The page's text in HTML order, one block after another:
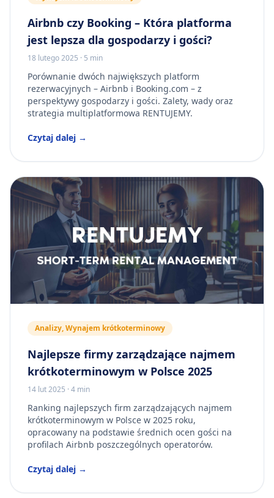
Airbnb czy Booking – Która platforma
jest lepsza dla gospodarzy i gości?
18 lutego 2025 · 5 min
Porównanie dwóch największych platform
rezerwacyjnych – Airbnb i Booking.com – z
perspektywy gospodarzy i gości. Zalety, wady oraz
strategia multiplatformowa RENTUJEMY.
Czytaj dalej →
Analizy, Wynajem krótkoterminowy
Najlepsze firmy zarządzające najmem
krótkoterminowym w Polsce 2025
14 lut 2025 ·4 min
Ranking najlepszych firm zarządzających najmem
krótkoterminowym w Polsce w 2025 roku,
opracowany na podstawie średnich ocen gości na
profilach Airbnb poszczególnych operatorów.
Czytaj dalej →